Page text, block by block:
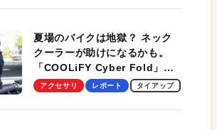
適！
夏場のバイクは地獄？ ネック
クーラーが助けになるかも。
「COOLiFY Cyber Fold」レ
ビュー。冷却の速さ、密着する
性がグッド！
アクセサリ レポート タイアップ